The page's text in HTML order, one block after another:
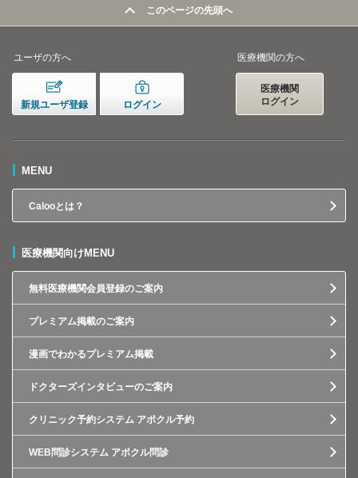
このページの先頭へ
ユーザの方へ
新規ユーザ登録 ログイン
医療機関の方へ
医療機関
ログイン
MENU
Calooとは？
医療機関向けMENU
無料医療機関会員登録のご案内
プレミアム掲載のご案内
漫画でわかるプレミアム掲載
ドクターズインタビューのご案内
クリニック予約システム アポクル予約
WEB問診システム アポクル問診